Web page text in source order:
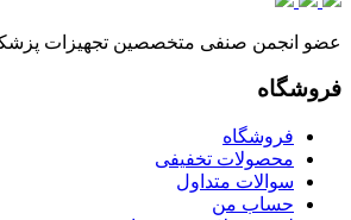
عضو انجمن صنفی متخصصین تجهیزات
فروشگاه
فروشگاه
محصولات تخفیفی
سوالات متداول
حساب من